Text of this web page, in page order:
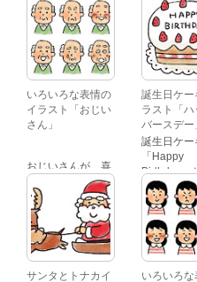
いろいろな表情の
イラスト「おじい
さん」
おじいさんが、喜
怒哀楽たくさんの
表情をしているイ
ラストです。 通常
の顔・怒っている
顔・泣いている
顔・照れている
顔・笑っている
誕生日ケー
ラスト「ハ
バースデー
誕生日ケー
「Happy
Birthday」
文字が描
かわいい
キのイラ
す。
サンタとトナカイ
いろいろ